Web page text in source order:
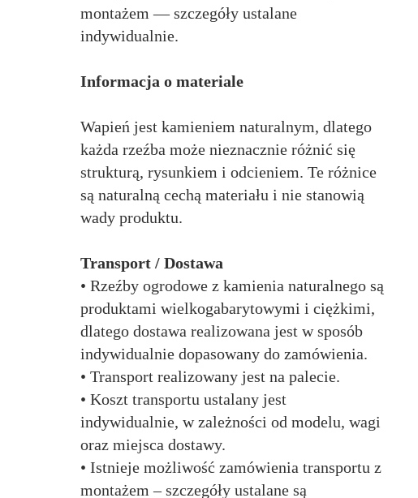
montażem — szczegóły ustalane
indywidualnie.
Informacja o materiale
Wapień jest kamieniem naturalnym, dlatego
każda rzeźba może nieznacznie różnić się
strukturą, rysunkiem i odcieniem. Te różnice
są naturalną cechą materiału i nie stanowią
wady produktu.
Transport / Dostawa
• Rzeźby ogrodowe z kamienia naturalnego są
produktami wielkogabarytowymi i ciężkimi,
dlatego dostawa realizowana jest w sposób
indywidualnie dopasowany do zamówienia.
• Transport realizowany jest na palecie.
• Koszt transportu ustalany jest
indywidualnie, w zależności od modelu, wagi
oraz miejsca dostawy.
• Istnieje możliwość zamówienia transportu z
montażem – szczegóły ustalane są